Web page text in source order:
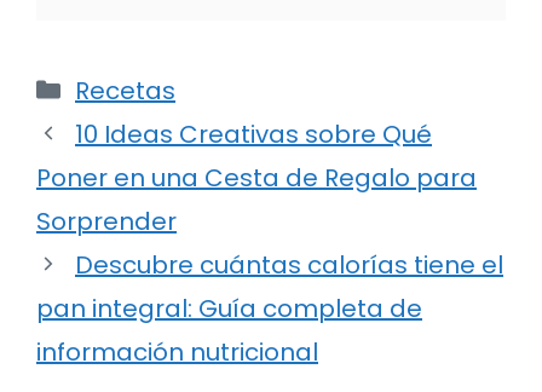
Categorías
Recetas
10 Ideas Creativas sobre Qué
Poner en una Cesta de Regalo para
Sorprender
Descubre cuántas calorías tiene el
pan integral: Guía completa de
información nutricional